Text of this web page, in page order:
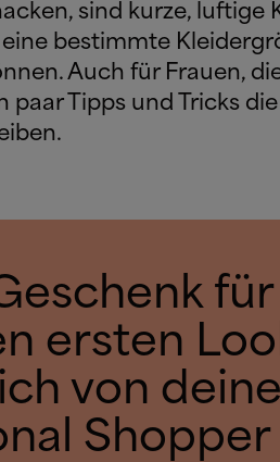
sind kurze,
bestimmte
Auch für Frauen,
paar Tipps und Tricks
für
ersten
von
Shopper